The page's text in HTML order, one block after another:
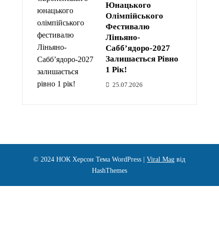
Юнацького
Олімпійського
Фестивалю
Ліньяно-
Сабб’ядоро-2027
Залишається Рівно
1 Рік!
25.07.2026
© 2024 НОК Херсон Тема WordPress |Viral Mag від
HashThemes